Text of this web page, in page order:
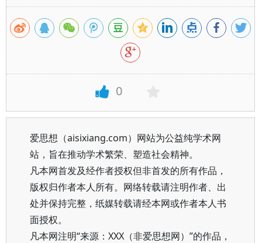
0
爱思想（aisixiang.com）网站为公益纯学术网
站，旨在推动学术繁荣、塑造社会精神。
凡本网首发及经作者授权但非首发的所有作品，
版权归作者本人所有。网络转载请注明作者、出
处并保持完整，纸媒转载请经本网或作者本人书
面授权。
凡本网注明“来源：XXX（非爱思想网）”的作品，